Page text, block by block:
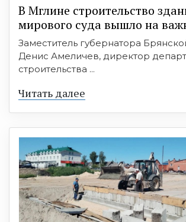
В Мглине строительство
мирового суда вышло на
Заместитель губернатора
Денис Амеличев, директор
строительства ...
Читать далее